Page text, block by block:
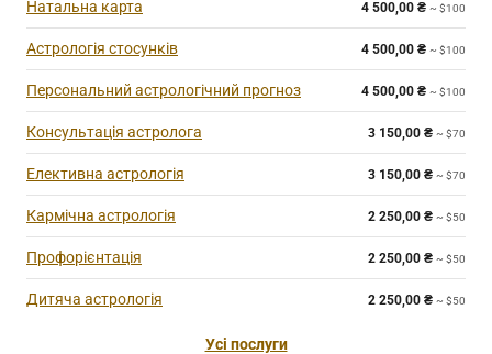
Натальна карта 4 500,00 ₴ ~ $100
Астрологія стосунків 4 500,00 ₴ ~ $100
Персональний астрологічний прогноз 4 500,00 ₴ ~ $100
Консультація астролога 3 150,00 ₴ ~ $70
Елективна астрологія 3 150,00 ₴ ~ $70
Кармічна астрологія 2 250,00 ₴ ~ $50
Профорієнтація 2 250,00 ₴ ~ $50
Дитяча астрологія 2 250,00 ₴ ~ $50
Усі послуги